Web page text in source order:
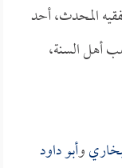
المحدث، أحد
أهل السنة،
وأبو داود